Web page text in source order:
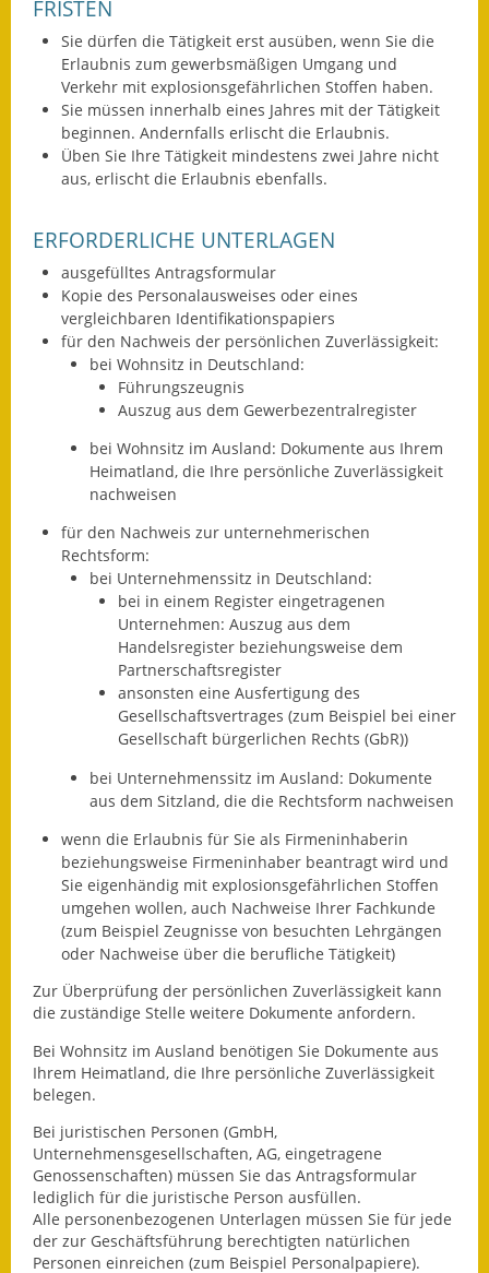
FRISTEN
Sie dürfen die Tätigkeit erst ausüben, wenn Sie die
Erlaubnis zum gewerbsmäßigen Umgang und
Verkehr mit explosionsgefährlichen Stoffen haben.
Sie müssen innerhalb eines Jahres mit der Tätigkeit
beginnen. Andernfalls erlischt die Erlaubnis.
Üben Sie Ihre Tätigkeit mindestens zwei Jahre nicht
aus, erlischt die Erlaubnis ebenfalls.
ERFORDERLICHE UNTERLAGEN
ausgefülltes Antragsformular
Kopie des Personalausweises oder eines
vergleichbaren Identifikationspapiers
für den Nachweis der persönlichen Zuverlässigkeit:
bei Wohnsitz in Deutschland:
Führungszeugnis
Auszug aus dem Gewerbezentralregister
bei Wohnsitz im Ausland: Dokumente aus Ihrem
Heimatland, die Ihre persönliche Zuverlässigkeit
nachweisen
für den Nachweis zur unternehmerischen
Rechtsform:
bei Unternehmenssitz in Deutschland:
bei in einem Register eingetragenen
Unternehmen: Auszug aus dem
Handelsregister beziehungsweise dem
Partnerschaftsregister
ansonsten eine Ausfertigung des
Gesellschaftsvertrages (zum Beispiel bei einer
Gesellschaft bürgerlichen Rechts (GbR))
bei Unternehmenssitz im Ausland: Dokumente
aus dem Sitzland, die die Rechtsform nachweisen
wenn die Erlaubnis für Sie als Firmeninhaberin
beziehungsweise Firmeninhaber beantragt wird und
Sie eigenhändig mit explosionsgefährlichen Stoffen
umgehen wollen, auch Nachweise Ihrer Fachkunde
(zum Beispiel Zeugnisse von besuchten Lehrgängen
oder Nachweise über die berufliche Tätigkeit)
Zur Überprüfung der persönlichen Zuverlässigkeit kann
die zuständige Stelle weitere Dokumente anfordern.
Bei Wohnsitz im Ausland benötigen Sie Dokumente aus
Ihrem Heimatland, die Ihre persönliche Zuverlässigkeit
belegen.
Bei juristischen Personen (GmbH,
Unternehmensgesellschaften, AG, eingetragene
Genossenschaften) müssen Sie das Antragsformular
lediglich für die juristische Person ausfüllen.
Alle personenbezogenen Unterlagen müssen Sie für jede
der zur Geschäftsführung berechtigten natürlichen
Personen einreichen (zum Beispiel Personalpapiere).